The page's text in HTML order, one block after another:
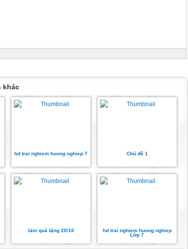
khác
hd trai nghiem huong nghiep 7 Chủ đề 1
làm quà tặng 20/10
hd trai nghiem huong nghiep
Lớp 7